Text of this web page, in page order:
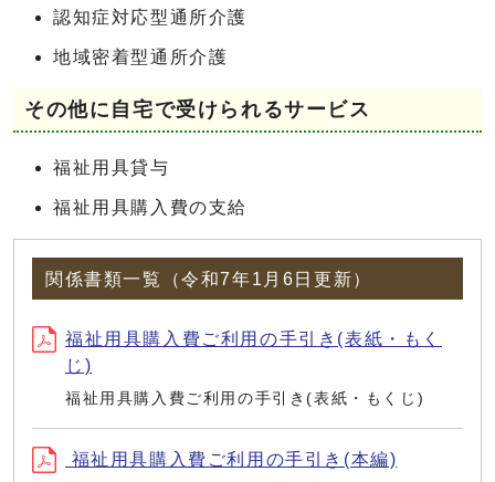
認知症対応型通所介護
地域密着型通所介護
その他に自宅で受けられるサービス
福祉用具貸与
福祉用具購入費の支給
関係書類一覧（令和7年1月6日更新）
福祉用具購入費ご利用の手引き(表紙・もく
じ)
福祉用具購入費ご利用の手引き(表紙・もくじ)
福祉用具購入費ご利用の手引き(本編)